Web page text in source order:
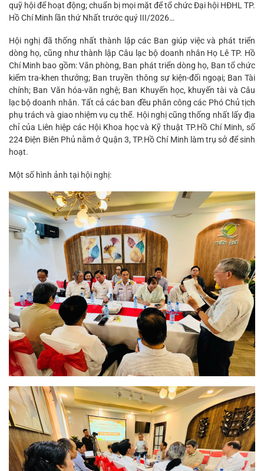
quỹ hội để hoạt động; chuẩn bị mọi mặt để tổ chức Đại hội HĐHL TP.
Hồ Chí Minh lần thứ Nhất trước quý III/2026…
Hội nghị đã thống nhất thành lập các Ban giúp việc và phát triển
dòng họ, cũng như thành lập Câu lạc bộ doanh nhân Họ Lê TP. Hồ
Chí Minh bao gồm: Văn phòng, Ban phát triển dòng họ, Ban tổ chức
kiểm tra-khen thưởng; Ban truyền thông sự kiện-đối ngoại; Ban Tài
chính; Ban Văn hóa-văn nghệ; Ban Khuyến học, khuyến tài và Câu
lạc bộ doanh nhân. Tất cả các ban đều phân công các Phó Chủ tịch
phụ trách và giao nhiệm vụ cụ thể. Hội nghị cũng thống nhất lấy địa
chỉ của Liên hiệp các Hội Khoa học và Kỹ thuật TP.Hồ Chí Minh, số
224 Điện Biên Phủ nằm ở Quận 3, TP.Hồ Chí Minh làm trụ sở để sinh
hoạt.
Một số hình ảnh tại hội nghị: